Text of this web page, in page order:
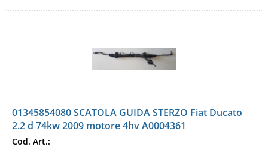
01345854080 SCATOLA GUIDA STERZO Fiat Ducato
2.2 d 74kw 2009 motore 4hv A0004361
Cod. Art.: